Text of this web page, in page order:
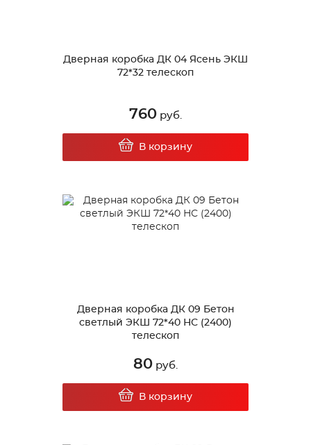
Дверная коробка ДК 04 Ясень ЭКШ
72*32 телескоп
760 руб.
В корзину
Дверная коробка ДК 09 Бетон
светлый ЭКШ 72*40 НС (2400)
телескоп
80 руб.
В корзину